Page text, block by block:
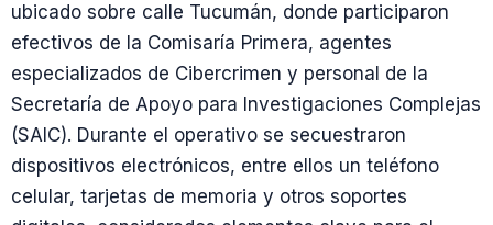
ubicado sobre calle Tucumán, donde participaron
efectivos de la Comisaría Primera, agentes
especializados de Cibercrimen y personal de la
Secretaría de Apoyo para Investigaciones Complejas
(SAIC). Durante el operativo se secuestraron
dispositivos electrónicos, entre ellos un teléfono
celular, tarjetas de memoria y otros soportes